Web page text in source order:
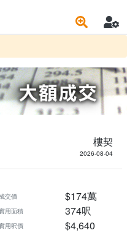
樓契
2026-08-04
成交價 $174萬
用面積 374呎
用呎價 $4,640